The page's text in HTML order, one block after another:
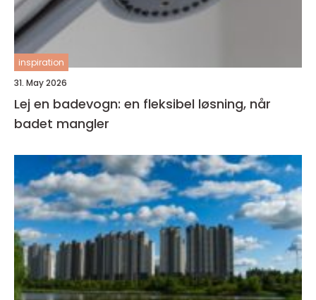
inspiration
31. May 2026
Lej en badevogn: en fleksibel løsning, når
badet mangler